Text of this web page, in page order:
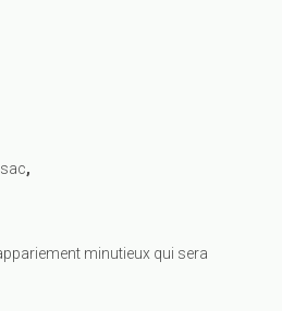
,
minutieux qui sera